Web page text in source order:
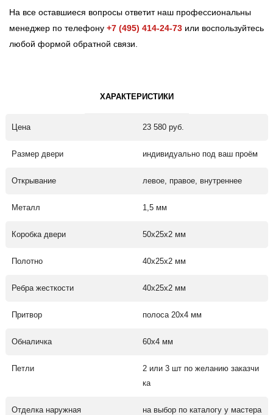
На все оставшиеся вопросы ответит наш профессиональны
менеджер по телефону +7 (495) 414-24-73 или воспользуйтесь
любой формой обратной связи.
ХАРАКТЕРИСТИКИ
Цена 23 580 руб.
Размер двери индивидуально под ваш проём
Открывание левое, правое, внутреннее
Металл 1,5 мм
Коробка двери 50х25х2 мм
Полотно 40х25х2 мм
Ребра жесткости 40х25х2 мм
Притвор полоса 20х4 мм
Обналичка 60х4 мм
Петли
2 или 3 шт по желанию заказчи
ка
Отделка наружная
на выбор по каталогу у мастера